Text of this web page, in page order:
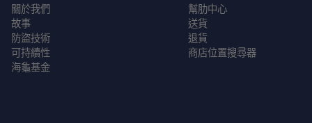
關於我們
故事
防盜技術
可持續性
海龜基金
幫肋中心
送貨
退貨
商店位置搜尋器